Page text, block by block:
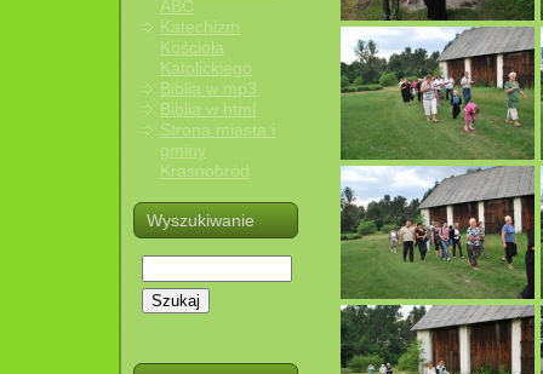
ABC
Katechizm
Kościoła
Katolickiego
Biblia w mp3
Biblia w html
Strona miasta i
gminy
Krasnobród
Wyszukiwanie
Szukaj